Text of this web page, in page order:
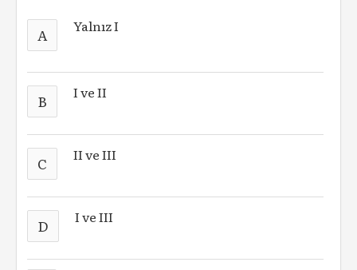
A Yalnız I
B I ve II
C II ve III
D I ve III